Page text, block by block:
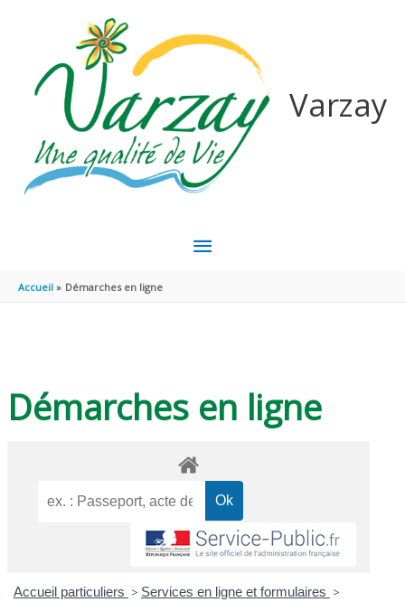
Varzay
MENU
Accueil Démarches en ligne
Démarches en ligne
Accueil particuliers > Services en ligne et formulaires >